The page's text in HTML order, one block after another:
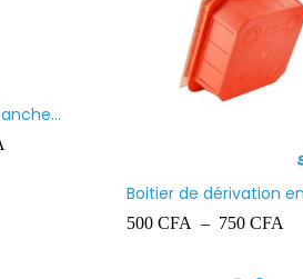
Paquet de chevilles en
plastique Ingelec – 8
700 CFA